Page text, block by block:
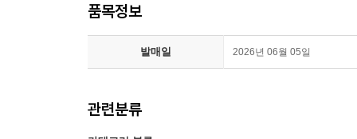
품목정보
발매일 2026년 06월 05일
관련분류